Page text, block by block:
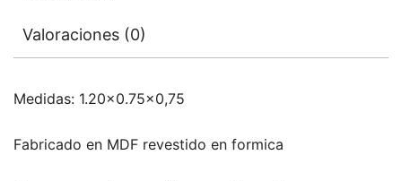
Valoraciones (0)
Medidas: 1.20×0.75×0,75
Fabricado en MDF revestido en formica